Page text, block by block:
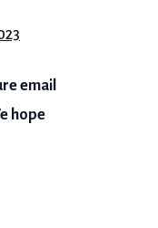
email
hope